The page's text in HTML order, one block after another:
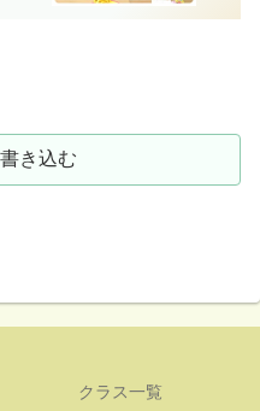
き込む
クラス一覧